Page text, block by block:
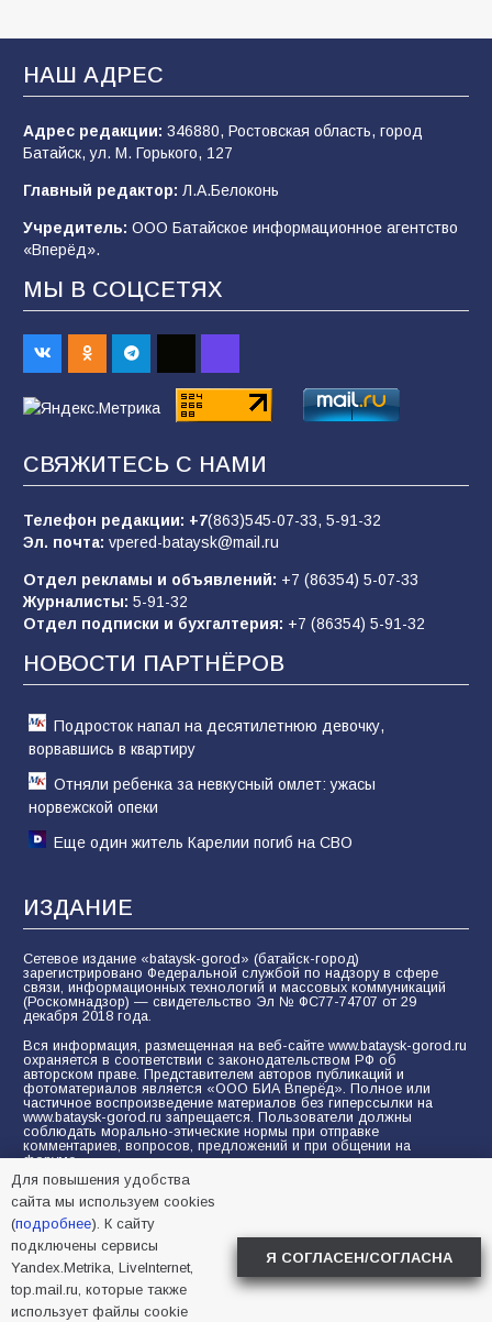
«Мобилизация или набор?» Что на самом
деле происходит в армии России в августе
2026 года
В Батайске продолжаются дорожные работы
98 04.08.2026
«Пургу нести — не поля переходить»: почему
заявления о мобилизации — это
пропагандистский вброс
01.08.2026
Будет ли мобилизация в России в 2026 году
после выборов: в Госдуме дали ответ
84 06.08.2026
«Слухами Москву не возьмёшь»: почему
заявления Киева о мобилизации — это
отчаяние, а не разведка
81 02.08.2026
НАШ АДРЕС
Адрес редакции: 346880, Ростовская область, город
Батайск, ул. М. Горького, 127
Главный редактор: Л.А.Белоконь
Учредитель: ООО Батайское информационное агентство
«Вперёд».
МЫ В СОЦСЕТЯХ
СВЯЖИТЕСЬ С НАМИ
Телефон редакции: +7(863)545-07-33, 5-91-32
Эл. почта: vpered-bataysk@mail.ru
Отдел рекламы и объявлений: +7 (86354) 5-07-33
Журналисты: 5-91-32
Отдел подписки и бухгалтерия: +7 (86354) 5-91-32
НОВОСТИ ПАРТНЁРОВ
Подросток напал на десятилетнюю девочку,
ворвавшись в квартиру
Отняли ребенка за невкусный омлет: ужасы
норвежской опеки
Еще один житель Карелии погиб на СВО
ИЗДАНИЕ
Сетевое издание «bataysk-gorod» (батайск-город)
зарегистрировано Федеральной службой по надзору в сфере
связи, информационных технологий и массовых коммуникаций
(Роскомнадзор) — свидетельство Эл № ФС77-74707 от 29
декабря 2018 года.
Вся информация, размещенная на веб-сайте www.bataysk-gorod.ru
охраняется в соответствии с законодательством РФ об
авторском праве. Представителем авторов публикаций и
фотоматериалов является «ООО БИА Вперёд». Полное или
частичное воспроизведение материалов без гиперссылки на
www.bataysk-gorod.ru запрещается. Пользователи должны
соблюдать морально-этические нормы при отправке
комментариев, вопросов, предложений и при общении на
форуме.
Политика конфиденциальности и защиты информации
Согласие на обработку персональных данных с помощью
сервисов Yandex.Metrika, LiveInternet, top.mail.ru
© 2005-2026 БИА «ВПЕРЕД»
Для повышения удобства
сайта мы используем cookies
(подробнее). К сайту
подключены сервисы
Yandex.Metrika, LiveInternet,
top.mail.ru, которые также
использует файлы cookie
Я СОГЛАСЕН/СОГЛАСНА